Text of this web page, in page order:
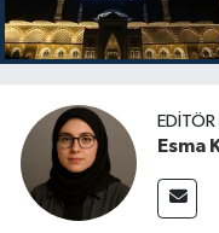
Esma